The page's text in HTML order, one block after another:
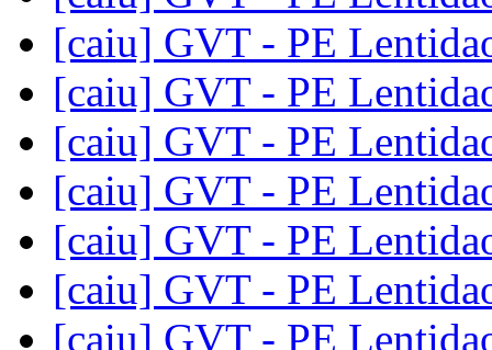
[caiu] GVT - PE
[caiu] GVT - PE
[caiu] GVT - PE
[caiu] GVT - PE
[caiu] GVT - PE
[caiu] GVT - PE
[caiu] GVT - PE